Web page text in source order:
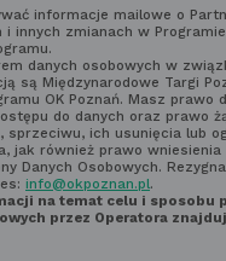
informacje mailowe o
i innych zmianach w
danych osobowych w
są Międzynarodowe Targi
OK Poznań. Masz prawo
do danych oraz prawo
sprzeciwu, ich usunięcia lub
jak również prawo wniesienia
Danych Osobowych.
info@okpoznan.pl.
na temat celu i sposobu
przez Operatora